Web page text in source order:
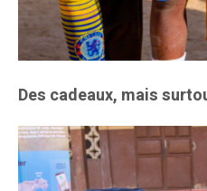
Des cadeaux, mais